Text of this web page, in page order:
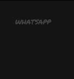
whatsapp